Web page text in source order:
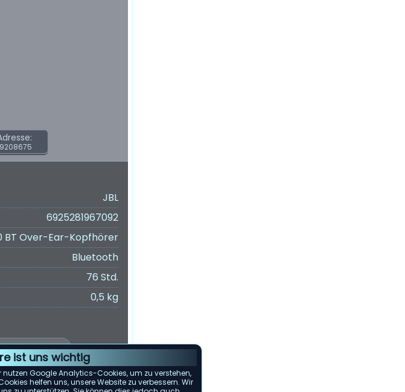
ist uns wichtig
nutzen Google Analytics-Cookies, um zu verstehen,
helfen uns, unsere Website zu verbessern. Wir
JBL
6925281967092
BT Over-Ear-Kopfhörer
Bluetooth
76 Std.
0,5 kg